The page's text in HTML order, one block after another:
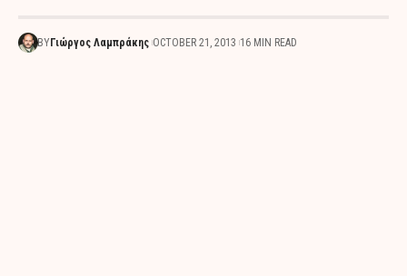
BY Γιώργος Λαμπράκης OCTOBER 21, 2013 16 MIN READ